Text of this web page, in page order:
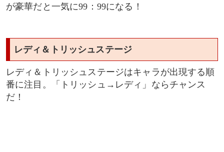
が豪華だと一気に99：99になる！
レディ＆トリッシュステージ
レディ＆トリッシュステージはキャラが出現する順
番に注目。「トリッシュ→レディ」ならチャンス
だ！